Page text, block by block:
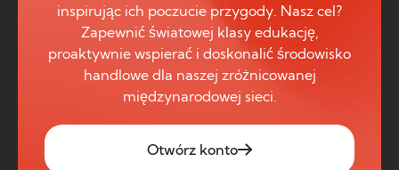
inspirując ich poczucie przygody. Nasz cel?
Zapewnić światowej klasy edukację,
proaktywnie wspierać i doskonalić środowisko
handlowe dla naszej zróżnicowanej
międzynarodowej sieci.
Otwórz konto